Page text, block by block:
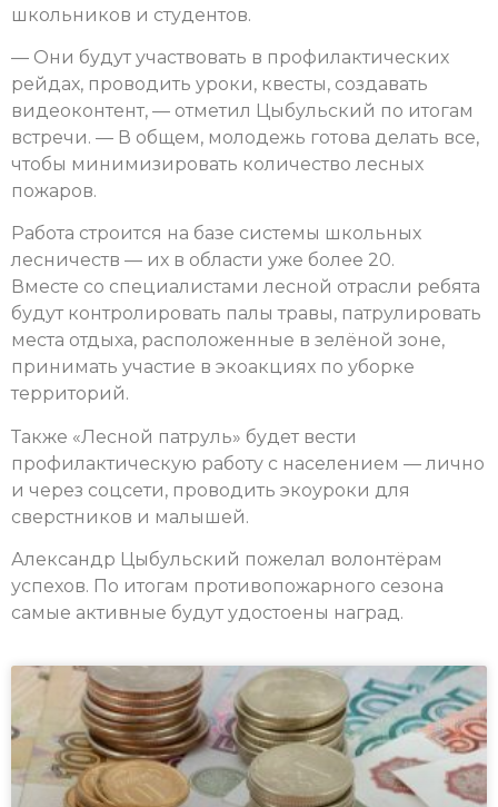
школьников и студентов.
— Они будут участвовать в профилактических
рейдах, проводить уроки, квесты, создавать
видеоконтент, — отметил Цыбульский по итогам
встречи. — В общем, молодежь готова делать все,
чтобы минимизировать количество лесных
пожаров.
Работа строится на базе системы школьных
лесничеств — их в области уже более 20.
Вместе со специалистами лесной отрасли ребята
будут контролировать палы травы, патрулировать
места отдыха, расположенные в зелёной зоне,
принимать участие в экоакциях по уборке
территорий.
Также «Лесной патруль» будет вести
профилактическую работу с населением — лично
и через соцсети, проводить экоуроки для
сверстников и малышей.
Александр Цыбульский пожелал волонтёрам
успехов. По итогам противопожарного сезона
самые активные будут удостоены наград.